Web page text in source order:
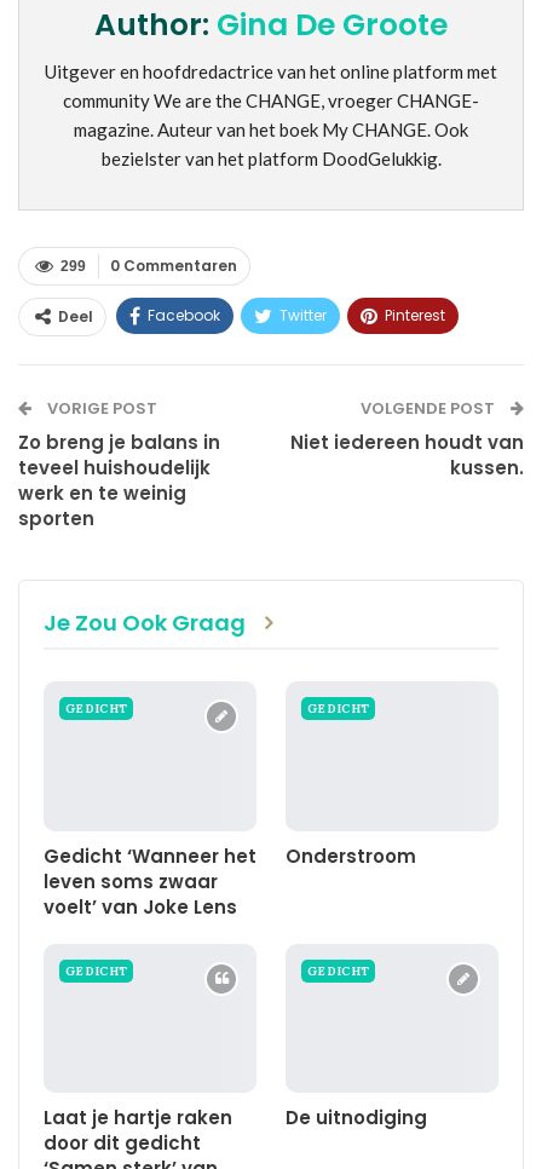
Author: Gina De Groote
Uitgever en hoofdredactrice van het online platform met
community We are the CHANGE, vroeger CHANGE-
magazine. Auteur van het boek My CHANGE. Ook
bezielster van het platform DoodGelukkig.
0 Commentaren
299
Deel Facebook Twitter Pinterest
VORIGE POST
Zo breng je balans in
teveel huishoudelijk
werk en te weinig
sporten
VOLGENDE POST
Niet iedereen houdt van
kussen.
Je Zou Ook Graag
GEDICHT
Gedicht ‘Wanneer het
leven soms zwaar
voelt’ van Joke Lens
GEDICHT
Onderstroom
GEDICHT
Laat je hartje raken
door dit gedicht
GEDICHT
De uitnodiging